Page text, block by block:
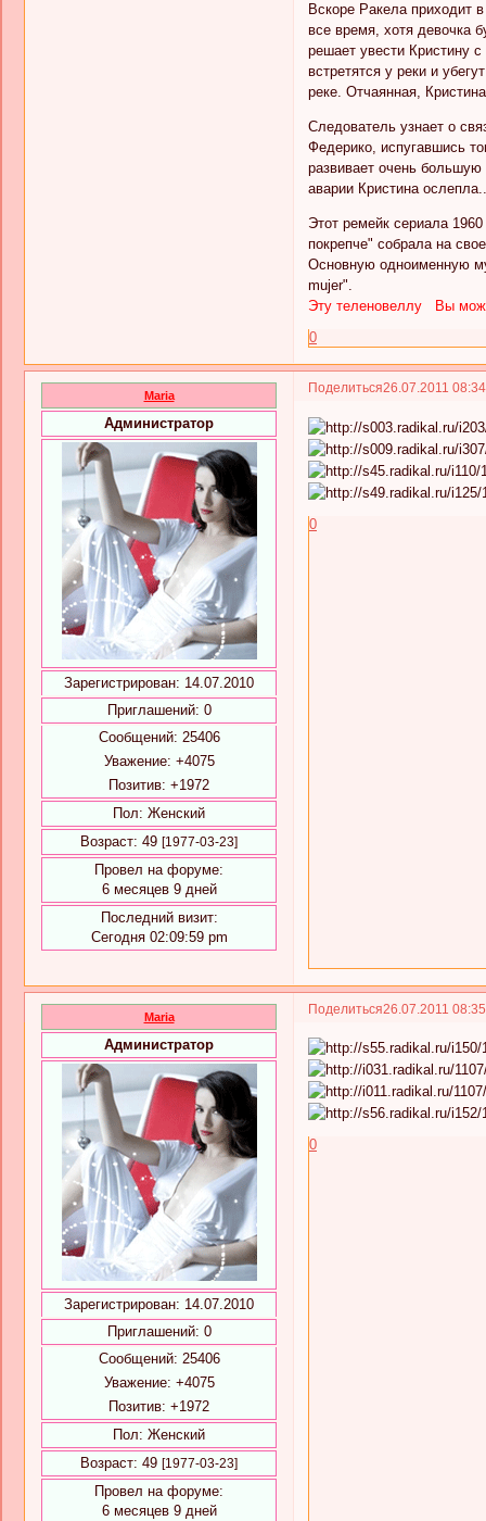
Вскоре Ракела приходит
все время, хотя девочка
решает увести Кристину
встретятся у реки и
реке. Отчаянная,
Следователь узнает о
Федерико, испугавшись
развивает очень
аварии Кристина
Этот ремейк сериала
покрепче" собрала на
Основную одноименную
mujer".
Эту теленовеллу Вы
0
Поделиться26.07.2011
Maria
Администратор
Зарегистрирован: 14.07.2010
Приглашений: 0
Сообщений: 25406
Уважение: +4075
Позитив: +1972
Пол: Женский
Возраст: 49 [1977-03-23]
Провел на форуме:
6 месяцев 9 дней
Последний визит:
Сегодня 02:09:59 pm
0
Поделиться26.07.2011
Maria
Администратор
Зарегистрирован: 14.07.2010
Приглашений: 0
Сообщений: 25406
Уважение: +4075
Позитив: +1972
Пол: Женский
Возраст: 49 [1977-03-23]
Провел на форуме:
6 месяцев 9 дней
0